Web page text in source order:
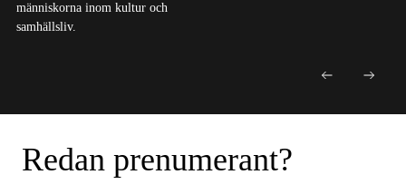
människorna inom kultur och
samhällsliv.
Redan prenumerant?